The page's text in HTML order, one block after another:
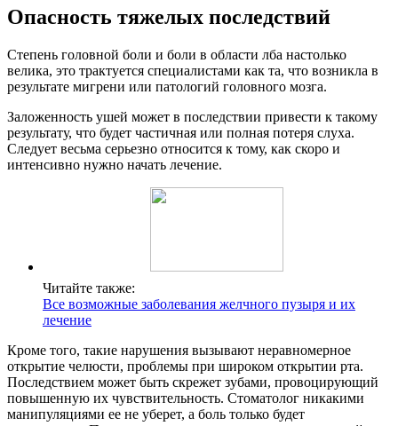
Опасность тяжелых последствий
Степень головной боли и боли в области лба настолько
велика, это трактуется специалистами как та, что возникла в
результате мигрени или патологий головного мозга.
Заложенность ушей может в последствии привести к такому
результату, что будет частичная или полная потеря слуха.
Следует весьма серьезно относится к тому, как скоро и
интенсивно нужно начать лечение.
Читайте также:
Все возможные заболевания желчного пузыря и их
лечение
Кроме того, такие нарушения вызывают неравномерное
открытие челюсти, проблемы при широком открытии рта.
Последствием может быть скрежет зубами, провоцирующий
повышенную их чувствительность. Стоматолог никакими
манипуляциями ее не уберет, а боль только будет